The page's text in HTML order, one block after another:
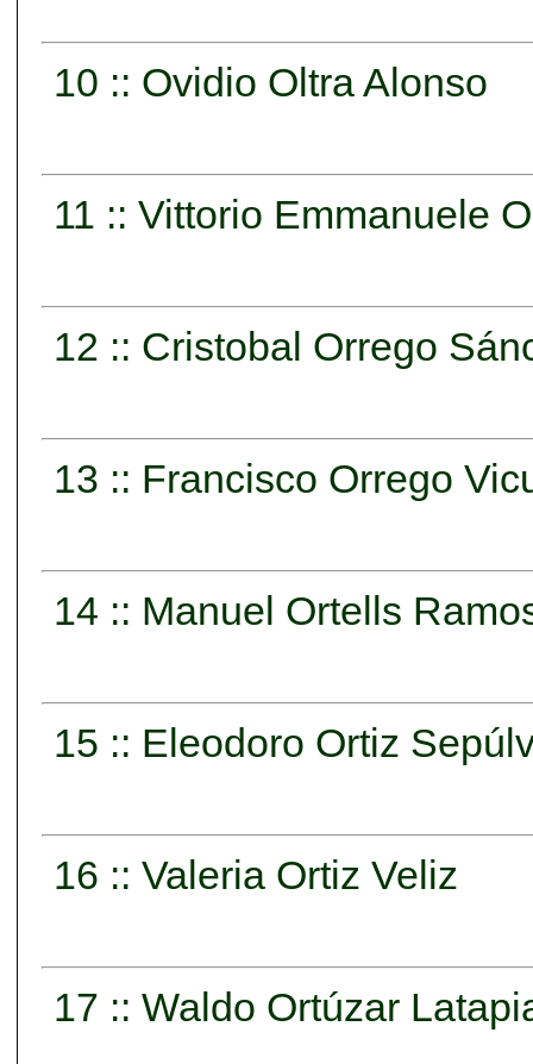
10 :: Ovidio Oltra Alonso
11 :: Vittorio Emmanuele
12 :: Cristobal Orrego
13 :: Francisco Orrego
14 :: Manuel Ortells
15 :: Eleodoro Ortiz
16 :: Valeria Ortiz Veliz
17 :: Waldo Ortúzar